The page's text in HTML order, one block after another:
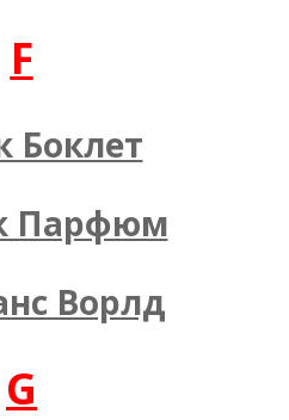
F
Боклет
Парфюм
Ворлд
G